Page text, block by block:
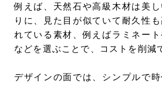
例えば、天然石や高級木材は美
りに、見た目が似ていて耐久性
れている素材、例えばラミネー
などを選ぶことで、コストを削減
デザインの面では、シンプルで